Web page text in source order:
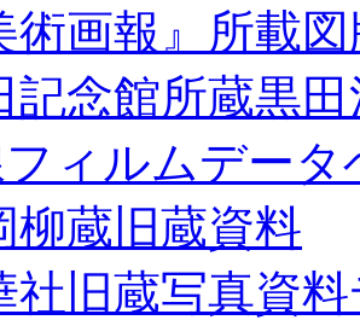
術画報』所載
記念館所蔵黒
ィルムデータ
柳蔵旧蔵資料
社旧蔵写真資